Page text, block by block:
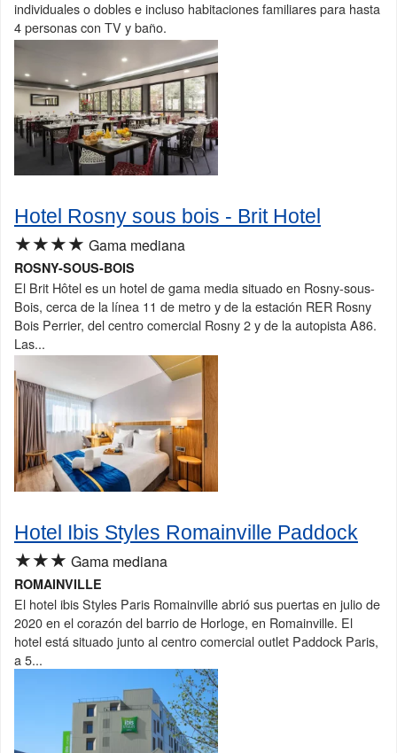
individuales o dobles e incluso habitaciones familiares para hasta
4 personas con TV y baño.
Hotel Rosny sous bois - Brit Hotel
★★★★ Gama mediana
ROSNY-SOUS-BOIS
El Brit Hôtel es un hotel de gama media situado en Rosny-sous-
Bois, cerca de la línea 11 de metro y de la estación RER Rosny
Bois Perrier, del centro comercial Rosny 2 y de la autopista A86.
Las...
Hotel Ibis Styles Romainville Paddock
★★★ Gama mediana
ROMAINVILLE
El hotel ibis Styles Paris Romainville abrió sus puertas en julio de
2020 en el corazón del barrio de Horloge, en Romainville. El
hotel está situado junto al centro comercial outlet Paddock Paris,
a 5...